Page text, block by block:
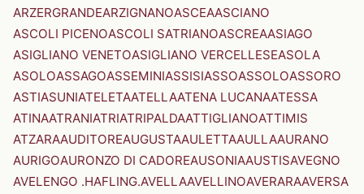
ARZERGRANDEARZIGNANOASCEAASCIANO
ASCOLI PICENOASCOLI SATRIANOASCREAASIAGO
ASIGLIANO VENETOASIGLIANO VERCELLESEASOLA
ASOLOASSAGOASSEMINIASSISIASSOASSOLOASSORO
ASTIASUNIATELETAATELLAATENA LUCANAATESSA
ATINAATRANIATRIATRIPALDAATTIGLIANOATTIMIS
ATZARAAUDITOREAUGUSTAAULETTAAULLAAURANO
AURIGOAURONZO DI CADOREAUSONIAAUSTISAVEGNO
AVELENGO .HAFLING.AVELLAAVELLINOAVERARAAVERSA